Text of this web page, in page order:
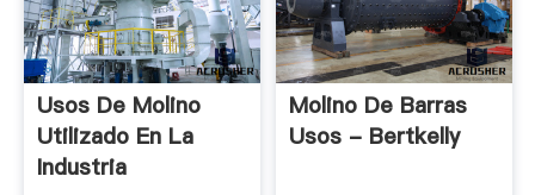
Usos De Molino
Utilizado En La
Industria
Molino De Barras
Usos - Bertkelly